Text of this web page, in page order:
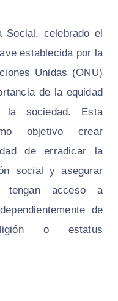
celebrado el
establecida por la
Unidas (ONU)
de la equidad
sociedad. Esta
objetivo crear
de erradicar la
social y asegurar
tengan acceso a
de
o estatus